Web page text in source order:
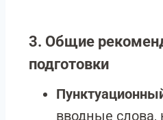
3. Общие
подготовки
вводные слова,